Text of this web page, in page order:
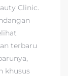
Clinic.
terbaru
khusus